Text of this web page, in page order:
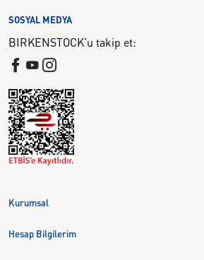
Kurumsal
Hesap Bilgilerim
SOSYAL MEDYA
BIRKENSTOCK'u takip et: